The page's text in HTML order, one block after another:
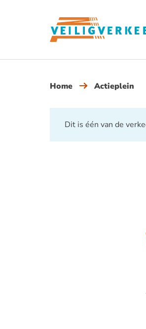
Home Actieplein
Dit is één van de